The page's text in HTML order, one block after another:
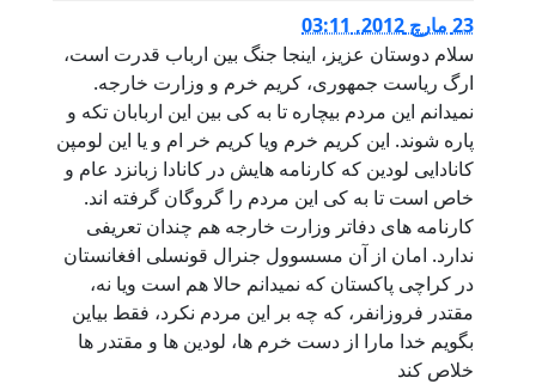
23 مارچ 2012, 03:11
سلام دوستان عزیز، اینجا جنگ بین ارباب قدرت است،
ارگ ریاست جمهوری، کریم خرم و وزارت خارجه.
نمیدانم این مردم بیچاره تا به کی بین این اربابان تکه و
پاره شوند. این کریم خرم ویا کریم خر ام و یا این لومپن
کانادایی لودین که کارنامه هایش در کانادا زبانزد عام و
خاص است تا به کی این مردم را گروگان گرفته اند.
کارنامه های دفاتر وزارت خارجه هم چندان تعریفی
ندارد. امان از آن مسسوول جنرال قونسلی افغانستان
در کراچی پاکستان که نمیدانم حالا هم است ویا نه،
مقتدر فروزانفر، که چه بر این مردم نکرد، فقط بیاین
بگویم خدا مارا از دست خرم ها، لودین ها و مقتدر ها
خلاص کند